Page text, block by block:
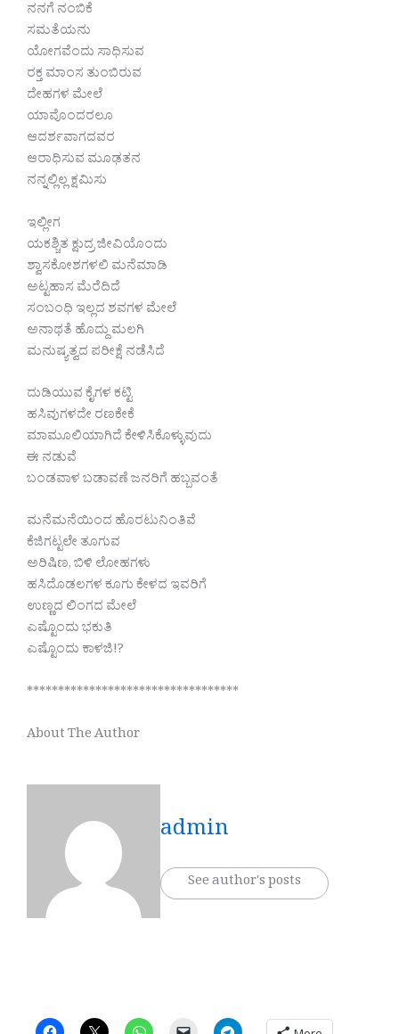
ನನಗೆ ನಂಬಿಕೆ
ಸಮತೆಯನು
ಯೋಗವೆಂದು ಸಾಧಿಸುವ
ರಕ್ತ ಮಾಂಸ ತುಂಬಿರುವ
ದೇಹಗಳ ಮೇಲೆ
ಯಾವೊಂದರಲೂ
ಆದರ್ಶವಾಗದವರ
ಆರಾಧಿಸುವ ಮೂಢತನ
ನನ್ನಲ್ಲಿಲ್ಲ ಕ್ಷಮಿಸು
ಇಲ್ಲೀಗ
ಯಕಶ್ಚಿತ ಕ್ಷುದ್ರ ಜೀವಿಯೊಂದು
ಶ್ವಾಸಕೋಶಗಳಲಿ ಮನೆಮಾಡಿ
ಅಟ್ಟಹಾಸ ಮೆರೆದಿದೆ
ಸಂಬಂಧಿ ಇಲ್ಲದ ಶವಗಳ ಮೇಲೆ
ಅನಾಥತೆ ಹೊದ್ದು ಮಲಗಿ
ಮನುಷ್ಯತ್ವದ ಪರೀಕ್ಷೆ ನಡೆಸಿದೆ
ದುಡಿಯುವ ಕೈಗಳ ಕಟ್ಟಿ
ಹಸಿವುಗಳದೇ ರಣಕೇಕೆ
ಮಾಮೂಲಿಯಾಗಿದೆ ಕೇಳಿಸಿಕೊಳ್ಳುವುದು
ಈ ನಡುವೆ
ಬಂಡವಾಳ ಬಡಾವಣೆ ಜನರಿಗೆ ಹಬ್ಬವಂತೆ
ಮನೆಮನೆಯಿಂದ ಹೊರಟುನಿಂತಿವೆ
ಕೆಜಿಗಟ್ಟಲೇ ತೂಗುವ
ಅರಿಷಿಣ, ಬಿಳಿ ಲೋಹಗಳು
ಹಸಿದೊಡಲಗಳ ಕೂಗು ಕೇಳದ ಇವರಿಗೆ
ಉಣ್ಣದ ಲಿಂಗದ ಮೇಲೆ
ಎಷ್ಟೊಂದು ಭಕುತಿ
ಎಷ್ಟೊಂದು ಕಾಳಜಿ!?
**********************************
About The Author
admin
See author's posts